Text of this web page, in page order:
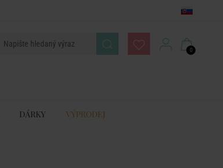
0
DÁRKY VÝPRODEJ